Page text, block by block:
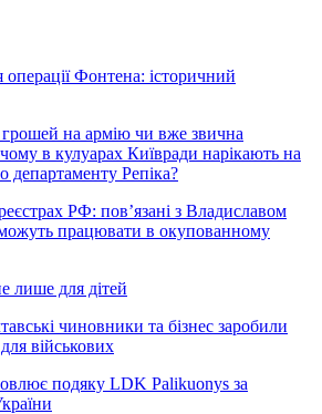
операції Фонтена: історичний
на армію чи вже звична
в кулуарах Київради нарікають на
департаменту Репіка?
РФ: пов’язані з Владиславом
працювати в окупованному
лише для дітей
чиновники та бізнес заробили
військових
подяку LDK Palikuonys за